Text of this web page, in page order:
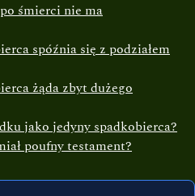
śmierci nie ma
spóźnia się z podziałem
żąda zbyt dużego
jako jedyny spadkobierca?
poufny testament?